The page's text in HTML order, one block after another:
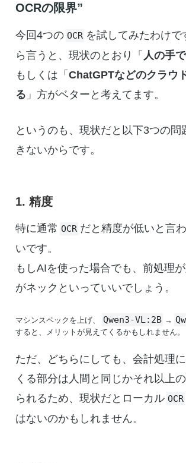
OCRの限界”
今回4つの OCR を試してみたわけで
ら言うと、現状のとおり「 人の手
もしくは「ChatGPTなどのクラウ
る 」方がベターと考えてます。
というのも、現状だと以下3つの問
きないからです。
1. 精度
特に通常 OCR だと精度が低いと言
いです。
もしAIを使った場合でも、前処理
がネックといっていいでしょう。
マシンスペックを上げ、 Qwen3-VL:2B →
すると、メリットが見えてくるかもしれません。
ただ、どちらにしても、会計処理
くる部分は人間と同じかそれ以上
られるため、現状だとローカル OCR
はないのかもしれません。